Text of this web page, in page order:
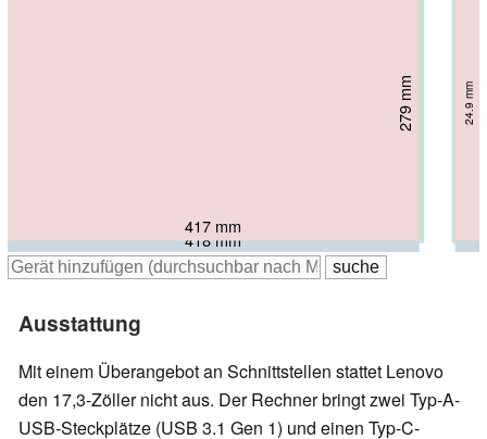
423 mm
282 mm 28 mm
418 mm
293 mm 24.9 mm
417 mm
279 mm 24.9 mm
417 mm
279 mm 24.9 mm
Ausstattung
Mit einem Überangebot an Schnittstellen stattet Lenovo
den 17,3-Zöller nicht aus. Der Rechner bringt zwei Typ-A-
USB-Steckplätze (USB 3.1 Gen 1) und einen Typ-C-